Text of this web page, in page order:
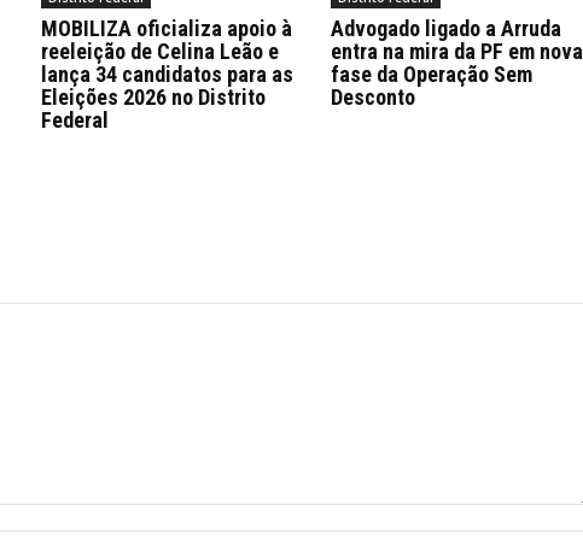
MOBILIZA oficializa apoio à
reeleição de Celina Leão e
lança 34 candidatos para as
Eleições 2026 no Distrito
Federal
Advogado ligado a Arruda
entra na mira da PF em nova
fase da Operação Sem
Desconto